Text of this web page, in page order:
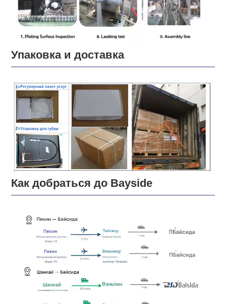
Упаковка и доставка
Как добраться до Bayside